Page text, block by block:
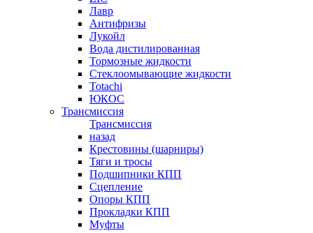
Лавр
Антифризы
Лукойл
Вода дистилированная
Тормозные жидкости
Стеклоомывающие жидкости
Totachi
ЮКОС
Трансмиссия
Трансмиссия
назад
Крестовины (шарниры)
Тяги и тросы
Подшипники КПП
Сцепление
Опоры КПП
Прокладки КПП
Муфты